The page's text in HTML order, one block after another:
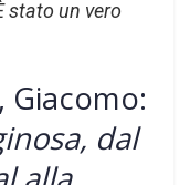
stato un vero
Giacomo:
dal